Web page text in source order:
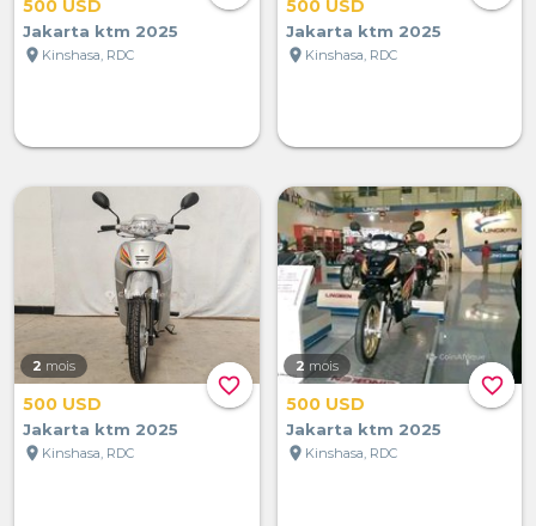
500 USD
Jakarta ktm 2025
location_on Kinshasa, RDC
500 USD
Jakarta ktm 2025
location_on Kinshasa, RDC
favorite_border
2 mois
500 USD
Jakarta ktm 2025
location_on Kinshasa, RDC
favorite_border
2 mois
500 USD
Jakarta ktm 2025
location_on Kinshasa, RDC